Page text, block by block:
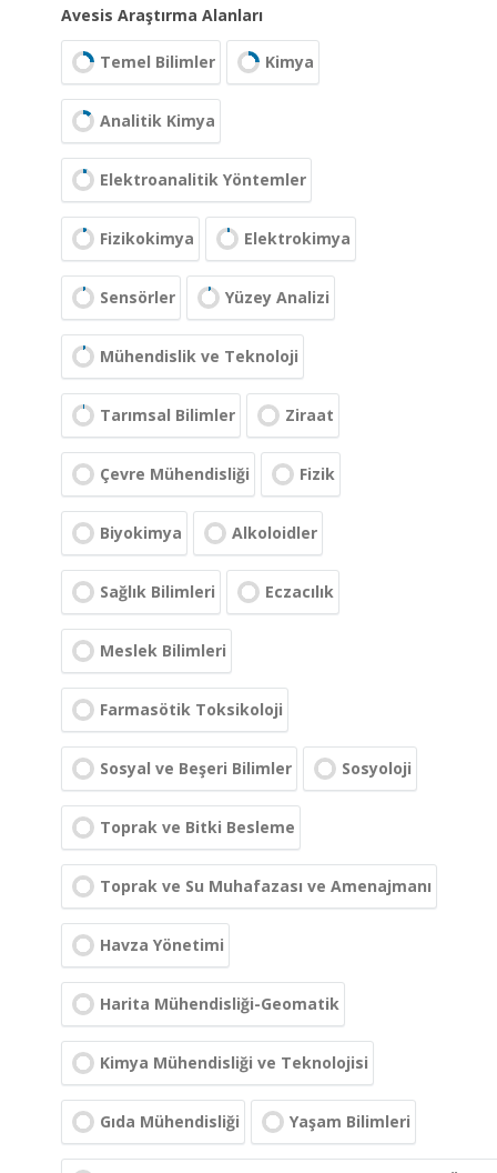
Avesis Araştırma Alanları
Temel Bilimler Kimya
Analitik Kimya
Elektroanalitik Yöntemler
Fizikokimya Elektrokimya
Sensörler Yüzey Analizi
Mühendislik ve Teknoloji
Tarımsal Bilimler Ziraat
Çevre Mühendisliği Fizik
Biyokimya Alkoloidler
Sağlık Bilimleri Eczacılık
Meslek Bilimleri
Farmasötik Toksikoloji
Sosyal ve Beşeri Bilimler Sosyoloji
Toprak ve Bitki Besleme
Toprak ve Su Muhafazası ve Amenajmanı
Havza Yönetimi
Harita Mühendisliği-Geomatik
Kimya Mühendisliği ve Teknolojisi
Gıda Mühendisliği Yaşam Bilimleri